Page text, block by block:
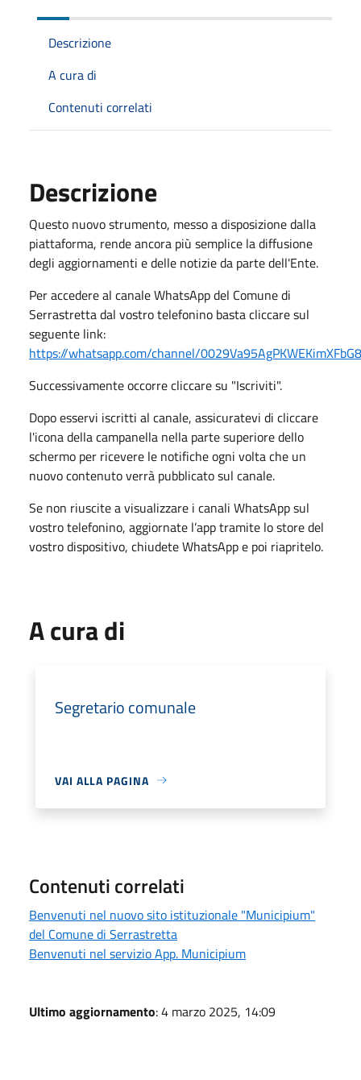
Descrizione
A cura di
Contenuti correlati
Descrizione
Questo nuovo strumento, messo a disposizione dalla
piattaforma, rende ancora più semplice la diffusione
degli aggiornamenti e delle notizie da parte dell'Ente.
Per accedere al canale WhatsApp del Comune di
Serrastretta dal vostro telefonino basta cliccare sul
seguente link:
https://whatsapp.com/channel/
Successivamente occorre cliccare su "Iscriviti".
Dopo esservi iscritti al canale, assicuratevi di cliccare
l'icona della campanella nella parte superiore dello
schermo per ricevere le notifiche ogni volta che un
nuovo contenuto verrà pubblicato sul canale.
Se non riuscite a visualizzare i canali WhatsApp sul
vostro telefonino, aggiornate l’app tramite lo store del
vostro dispositivo, chiudete WhatsApp e poi riapritelo.
A cura di
Segretario comunale
VAI ALLA PAGINA
Contenuti correlati
Benvenuti nel nuovo sito istituzionale "Municipium"
del Comune di Serrastretta
Benvenuti nel servizio App. Municipium
Ultimo aggiornamento: 4 marzo 2025, 14:09